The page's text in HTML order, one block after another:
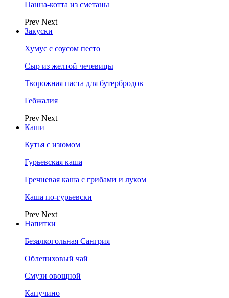
Панна-котта из сметаны
Prev Next
Закуски
Хумус с соусом песто
Сыр из желтой чечевицы
Творожная паста для бутербродов
Гебжалия
Prev Next
Каши
Кутья с изюмом
Гурьевская каша
Гречневая каша с грибами и луком
Каша по-гурьевски
Prev Next
Напитки
Безалкогольная Сангрия
Облепиховый чай
Смузи овощной
Капучино